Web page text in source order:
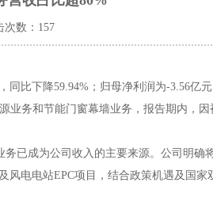
数：157
比下降59.94%；归母净利润为-3.56亿
业务和节能门窗幕墙业务，报告期内，因
已成为公司收入的主要来源。公司明确
风电电站EPC项目，结合政策机遇及国家